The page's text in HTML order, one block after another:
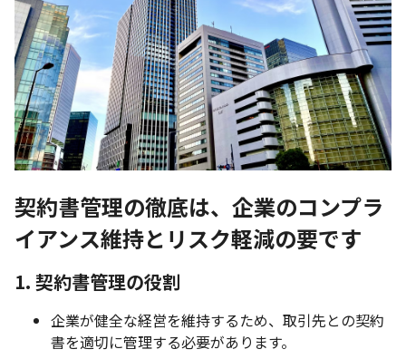
契約書管理の徹底は、企業のコンプラ
イアンス維持とリスク軽減の要です
1. 契約書管理の役割
企業が健全な経営を維持するため、取引先との契約
書を適切に管理する必要があります。